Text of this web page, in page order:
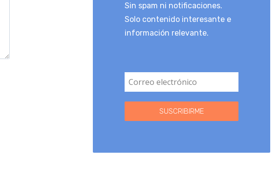
Sin spam ni notificaciones.
Solo contenido interesante e
información relevante.
SUSCRIBIRME